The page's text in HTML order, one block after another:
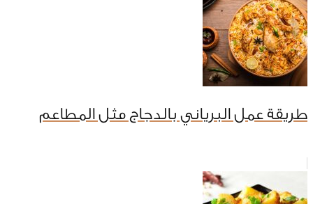
طريقة عمل البرياني بالدجاج مثل المطاعم